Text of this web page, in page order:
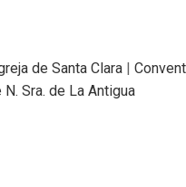
de Santa Clara|
N. Sra. de La Antigua